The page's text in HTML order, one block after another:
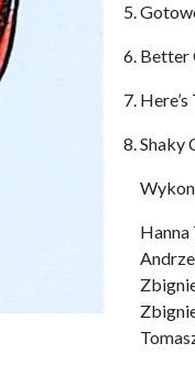
Better
Shaky
Hanna